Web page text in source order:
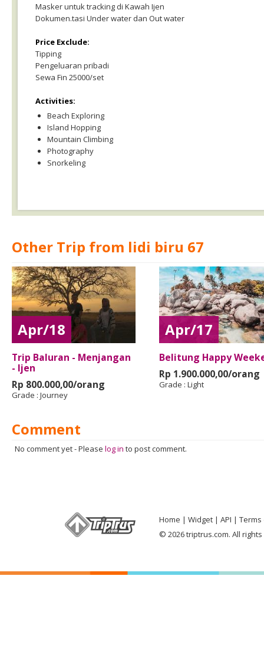
Masker untuk tracking di Kawah Ijen
Dokumen.tasi Under water dan Out water
Price Exclude:
Tipping
Pengeluaran pribadi
Sewa Fin 25000/set
Activities:
Beach Exploring
Island Hopping
Mountain Climbing
Photography
Snorkeling
Other Trip from lidi biru 67
Apr/18
Trip Baluran - Menjangan
- Ijen
Rp 800.000,00/orang
Grade : Journey
Apr/17
Belitung Happy
Rp 1.900.000,00/orang
Grade : Light
Comment
No comment yet-Please log in to post comment.
Home Widget API
Terms
© 2026 triptrus.com. All